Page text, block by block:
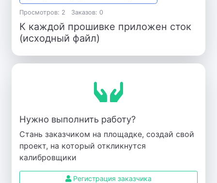
Просмотров: 2 Заказов: 0
К каждой прошивке приложен сток
(исходный файл)
Нужно выполнить работу?
Стань заказчиком на площадке, создай свой
проект, на который откликнутся
калибровщики
Регистрация заказчика